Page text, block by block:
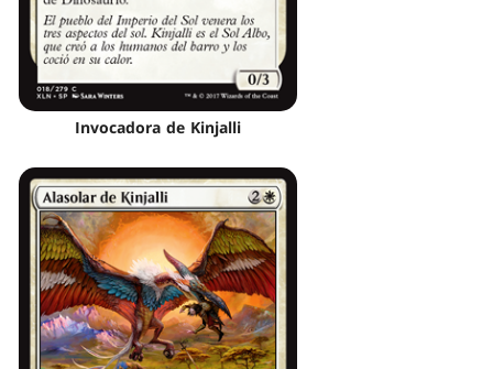
Invocadora de Kinjalli